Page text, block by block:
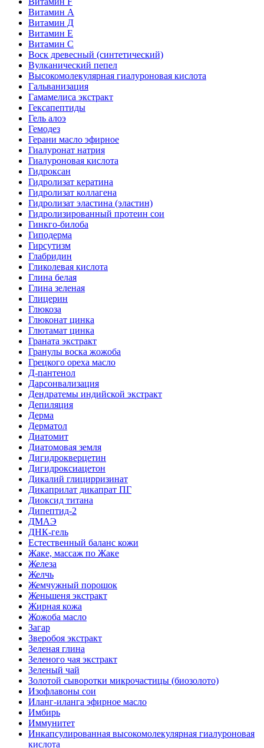
Витамин А
Витамин Д
Витамин Е
Витамин С
Воск древесный (синтетический)
Вулканический пепел
Высокомолекулярная гиалуроновая кислота
Гальванизация
Гамамелиса экстракт
Гексапептиды
Гель алоэ
Гемодез
Герани масло эфирное
Гиалуронат натрия
Гиалуроновая кислота
Гидроксан
Гидролизат кератина
Гидролизат коллагена
Гидролизат эластина (эластин)
Гидролизированный протеин сои
Гинкго-билоба
Гиподерма
Гирсутизм
Глабридин
Гликолевая кислота
Глина белая
Глина зеленая
Глицерин
Глюкоза
Глюконат цинка
Глютамат цинка
Граната экстракт
Гранулы воска жожоба
Грецкого ореха масло
Д-пантенол
Дарсонвализация
Дендратемы индийской экстракт
Депиляция
Дерма
Дерматол
Диатомит
Диатомовая земля
Дигидрокверцетин
Дигидроксиацетон
Дикалий глицирризинат
Дикаприлат дикапрат ПГ
Диоксид титана
Дипептид-2
ДМАЭ
ДНК-гель
Естественный баланс кожи
Жаке, массаж по Жаке
Железа
Желчь
Жемчужный порошок
Женьшеня экстракт
Жирная кожа
Жожоба масло
Загар
Зверобоя экстракт
Зеленая глина
Зеленого чая экстракт
Зеленый чай
Золотой сыворотки микрочастицы (биозолото)
Изофлавоны сои
Иланг-иланга эфирное масло
Имбирь
Иммунитет
Инкапсулированная высокомолекулярная гиалуроновая
кислота